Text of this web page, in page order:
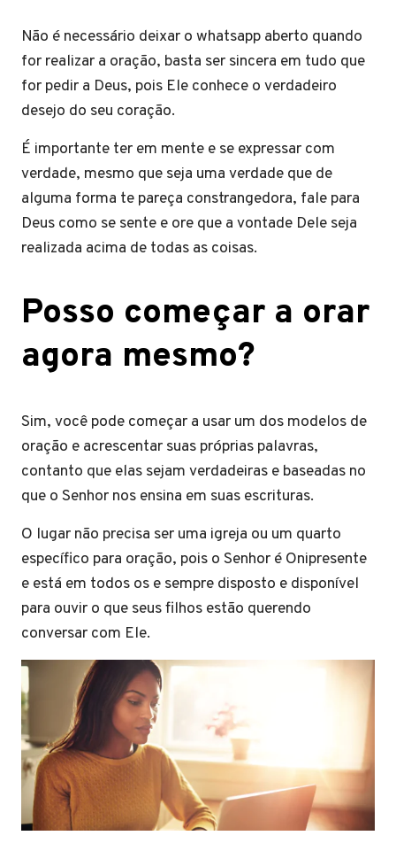
Não é necessário deixar o whatsapp aberto quando
for realizar a oração, basta ser sincera em tudo que
for pedir a Deus, pois Ele conhece o verdadeiro
desejo do seu coração.
É importante ter em mente e se expressar com
verdade, mesmo que seja uma verdade que de
alguma forma te pareça constrangedora, fale para
Deus como se sente e ore que a vontade Dele seja
realizada acima de todas as coisas.
Posso começar a orar
agora mesmo?
Sim, você pode começar a usar um dos modelos de
oração e acrescentar suas próprias palavras,
contanto que elas sejam verdadeiras e baseadas no
que o Senhor nos ensina em suas escrituras.
O lugar não precisa ser uma igreja ou um quarto
específico para oração, pois o Senhor é Onipresente
e está em todos os e sempre disposto e disponível
para ouvir o que seus filhos estão querendo
conversar com Ele.